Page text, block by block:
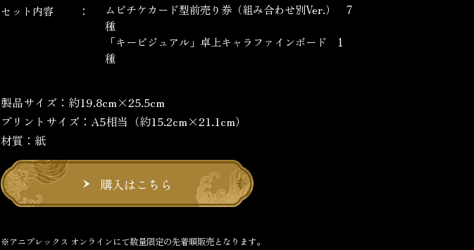
セット内容
ムビチケカード型前売り券（組み合わせ別Ver.） 7
種
「キービジュアル」卓上キャラファインボード 1
種
製品サイズ：約19.8cm×25.5cm
プリントサイズ：A5相当（約15.2cm×21.1cm）
材質：紙
購入はこちら
※アニプレックス オンラインにて数量限定の先着順販売となります。